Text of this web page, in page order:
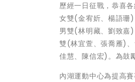
歷經一日征戰，恭喜
女雙(金宥妡、楊語珊
男雙(林明藏、劉致嘉
雙(林宜萱、張喬雁)
佳慧、陳信宏)。為鼓
內湖運動中心為提高